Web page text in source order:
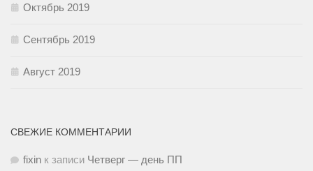
Октябрь 2019
Сентябрь 2019
Август 2019
СВЕЖИЕ КОММЕНТАРИИ
fixin к записи Четверг — день ПП